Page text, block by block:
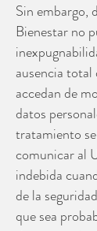
Sin embargo,
Bienestar no
ausencia
accedan de
datos
tratamiento
comunicar al
indebida
de la
que sea